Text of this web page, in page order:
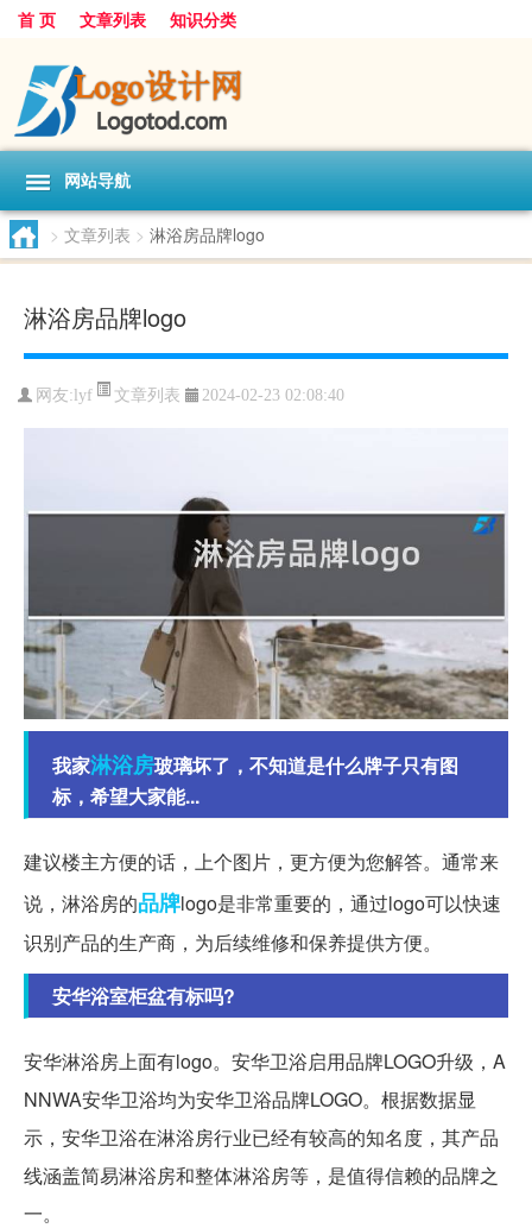
首 页 文章列表 知识分类
网站导航
> 文章列表 > 淋浴房品牌logo
淋浴房品牌logo
网友: lyf 文章列表 2024-02-23 02:08:40
我家淋浴房玻璃坏了，不知道是什么牌子只有图
标，希望大家能...
建议楼主方便的话，上个图片，更方便为您解答。通常来
说，淋浴房的品牌logo是非常重要的，通过logo可以快速
识别产品的生产商，为后续维修和保养提供方便。
安华浴室柜盆有标吗?
安华淋浴房上面有logo。安华卫浴启用品牌LOGO升级，A
NNWA安华卫浴均为安华卫浴品牌LOGO。根据数据显
示，安华卫浴在淋浴房行业已经有较高的知名度，其产品
线涵盖简易淋浴房和整体淋浴房等，是值得信赖的品牌之
一。